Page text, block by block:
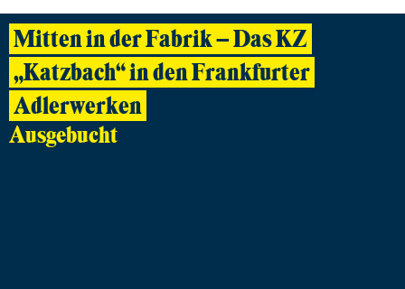
Mitten in der Fabrik – Das KZ
„Katzbach“ in den Frankfurter
Adlerwerken
Ausgebucht